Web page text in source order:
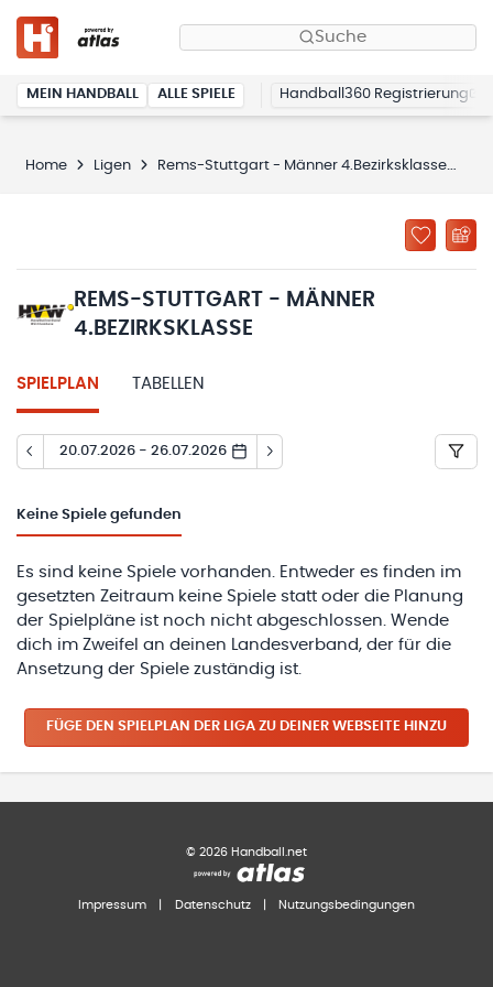
Suche
MEIN HANDBALL ALLE SPIELE Handball360 Registrierung
Home Ligen Rems-Stuttgart - Männer 4.Bezirksklasse
REMS-STUTTGART - MÄNNER
4.BEZIRKSKLASSE
SPIELPLAN TABELLEN
20.07.2026 - 26.07.2026
Keine Spiele gefunden
Es sind keine Spiele vorhanden. Entweder es finden im
gesetzten Zeitraum keine Spiele statt oder die Planung
der Spielpläne ist noch nicht abgeschlossen. Wende
dich im Zweifel an deinen Landesverband, der für die
Ansetzung der Spiele zuständig ist.
FÜGE DEN SPIELPLAN DER LIGA ZU DEINER WEBSEITE HINZU
© 2026 Handball.net
Impressum Datenschutz Nutzungsbedingungen